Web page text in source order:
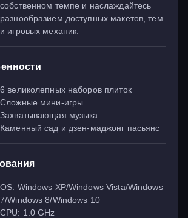
собственном темпе и наслаждайтесь
разнообразием доступных макетов, тем
и игровых механик.
6 великолепных наборов плиток
Сложные мини-игры
Захватывающая музыка
Каменный сад и дзен-маджонг пасьянс
OS: Windows XP/Windows Vista/Windows
7/Windows 8/Windows 10
CPU: 1.0 GHz